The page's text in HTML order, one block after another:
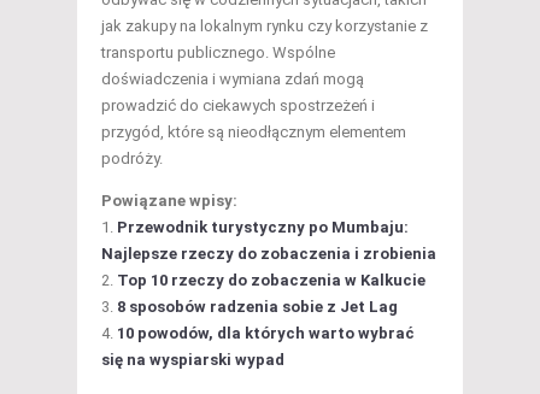
jak zakupy na lokalnym rynku czy korzystanie z
transportu publicznego. Wspólne
doświadczenia i wymiana zdań mogą
prowadzić do ciekawych spostrzeżeń i
przygód, które są nieodłącznym elementem
podróży.
Powiązane wpisy:
Przewodnik turystyczny po Mumbaju:
Najlepsze rzeczy do zobaczenia i zrobienia
Top 10 rzeczy do zobaczenia w Kalkucie
8 sposobów radzenia sobie z Jet Lag
10 powodów, dla których warto wybrać
się na wyspiarski wypad